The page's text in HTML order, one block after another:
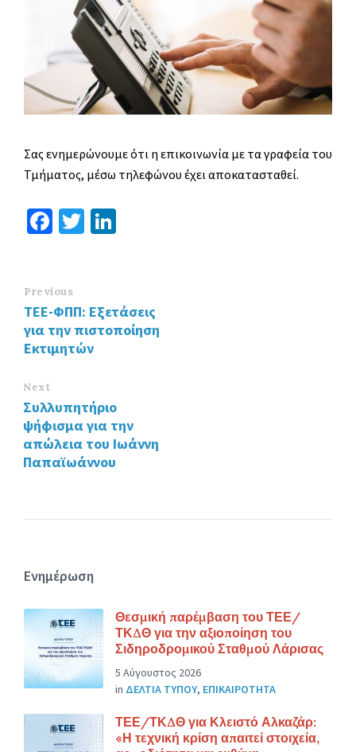
Σας ενημερώνουμε ότι η επικοινωνία με τα γραφεία του
Τμήματος, μέσω τηλεφώνου έχει αποκατασταθεί.
Fa
o
o
k
T
dI
n
Previous
ΤΕΕ-ΦΠΠ: Εξετάσεις
για την πιστοποίηση
Εκτιμητών
Next
Συλλυπητήριο
ψήφισμα για την
απώλεια του Ιωάννη
Παπαϊωάννου
Ενημέρωση
Θεσμική παρέμβαση του ΤΕΕ/
ΤΚΔΘ για την αξιοποίηση του
Σιδηροδρομικού Σταθμού Λάρισας
5 Αύγουστος 2026
in ΔΕΛΤΙΑ ΤΥΠΟΥ, ΕΠΙΚΑΙΡΟΤΗΤΑ
ΤΕΕ/ΤΚΔΘ για Κλειστό Αλκαζάρ:
«Η τεχνική κρίση απαιτεί στοιχεία,